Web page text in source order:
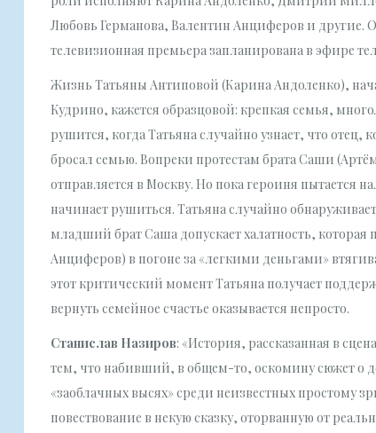
Любовь Германова, Валентин Анциферов и
телевизионная премьера запланирована в эфире
Жизнь Татьяны Антиповой (Карина Андоленко),
Кудрино, кажется образцовой: крепкая семья,
рушится, когда Татьяна случайно узнает, что отец,
бросал семью. Вопреки протестам брата Саши
отправляется в Москву. Но пока героиня пытается
начинает рушиться. Татьяна случайно
младший брат Саша допускает халатность,
Анциферов) в погоне за «легкими деньгами»
этот критический момент Татьяна получает
вернуть семейное счастье оказывается непросто.
Станислав Назиров: «История, рассказанная в
тем, что набивший, в общем-то, оскомину сюжет о
«заоблачных высях» среди неизвестных простому
повествование в некую сказку, оторванную от